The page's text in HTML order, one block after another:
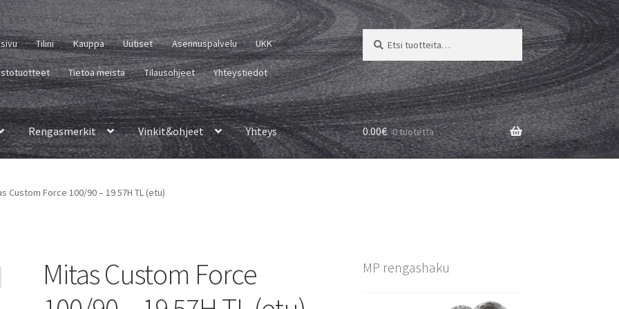
Tilini Kauppa Uutiset Asennuspalvelu UKK
Tietoa meistä Tilausohjeet Yhteystiedot
Etsi:
Haku
Rengasmerkit Vinkit&ohjeet Yhteys 0.00€ 0 tuotetta
Custom Force 100/90 – 19 57H TL (etu)
Mitas Custom Force
MP rengashaku